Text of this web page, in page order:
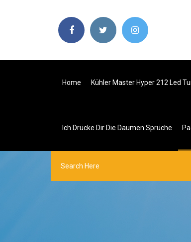
Home Kühler Master Hyper 212 Led
Ich Drücke Dir Die Daumen Sprüche